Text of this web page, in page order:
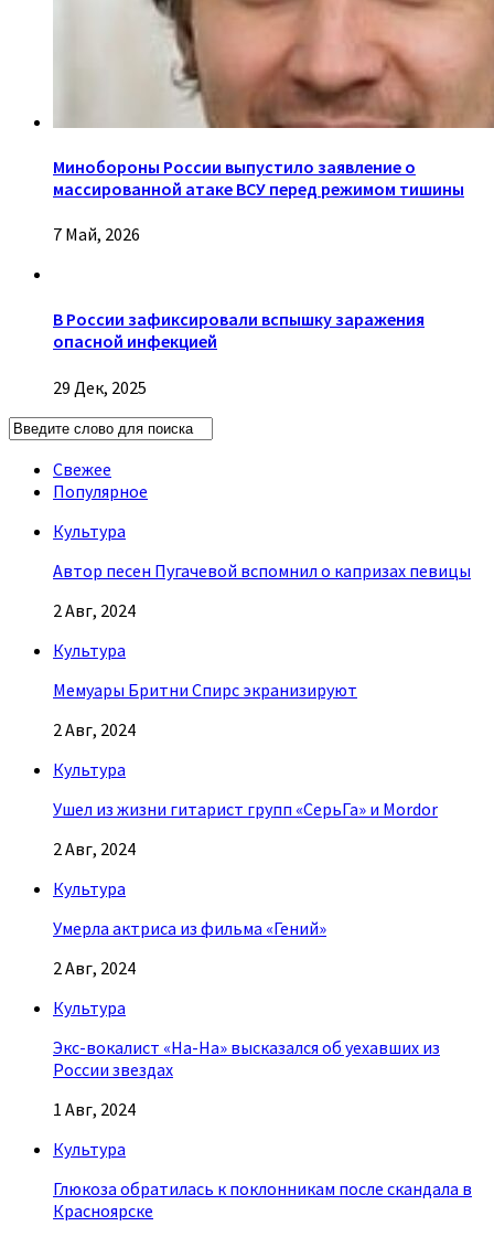
Минобороны России выпустило заявление о
массированной атаке ВСУ перед режимом тишины
7 Май, 2026
В России зафиксировали вспышку заражения
опасной инфекцией
29 Дек, 2025
Свежее
Популярное
Культура
Автор песен Пугачевой вспомнил о капризах певицы
2 Авг, 2024
Культура
Мемуары Бритни Спирс экранизируют
2 Авг, 2024
Культура
Ушел из жизни гитарист групп «СерьГа» и Mordor
2 Авг, 2024
Культура
Умерла актриса из фильма «Гений»
2 Авг, 2024
Культура
Экс-вокалист «На-На» высказался об уехавших из
России звездах
1 Авг, 2024
Культура
Глюкоза обратилась к поклонникам после скандала в
Красноярске